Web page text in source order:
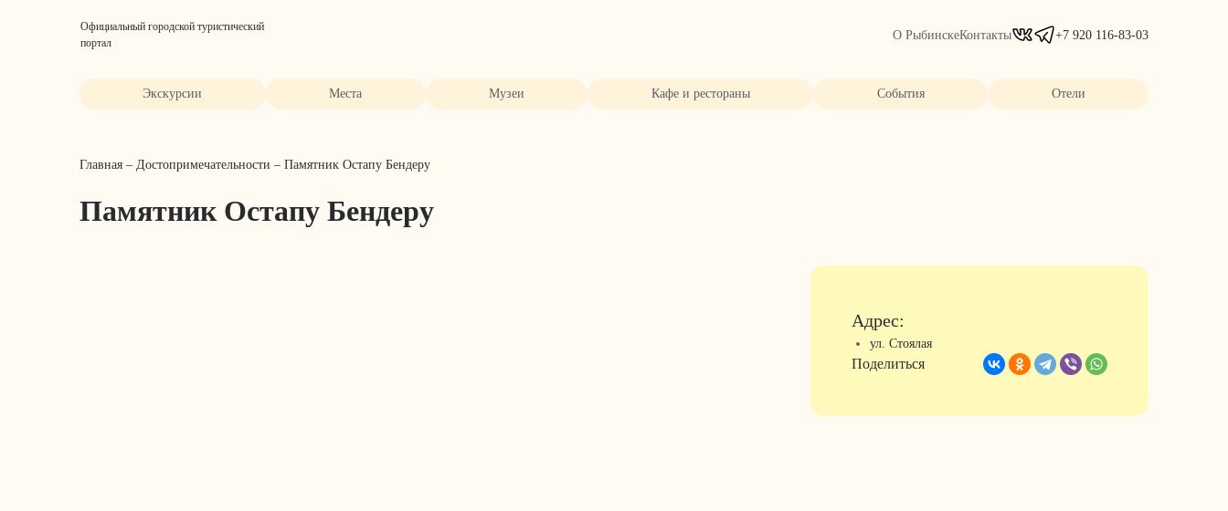
Официальный городской туристический
портал
О РыбинскеКонтакты +7 920 116-83-03
Экскурсии Места Музеи Кафе и рестораны События Отели
Главная – Достопримечательности – Памятник Остапу Бендеру
Памятник Остапу Бендеру
Адрес:
ул. Стоялая
Поделиться